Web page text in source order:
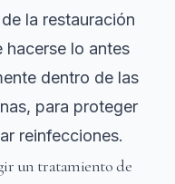
la restauración
lo antes
dentro de las
para proteger
reinfecciones.
un tratamiento de